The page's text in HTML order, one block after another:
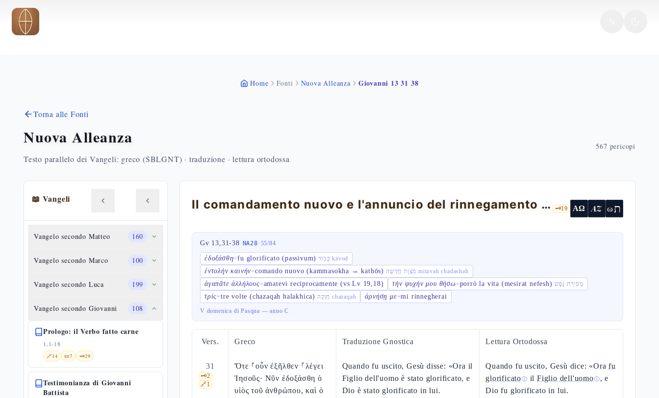
Vai al contenuto principale
Home Fonti Nuova Alleanza Giovanni 13 31 38
Torna alle Fonti
Nuova Alleanza
Testo parallelo dei Vangeli: greco (SBLGNT) · traduzione · lettura ortodossa
567 pericopi
📖 Vangeli
Vangelo secondo Matteo 160
Vangelo secondo Marco 100
Vangelo secondo Luca 199
Vangelo secondo Giovanni 108
Prologo: il Verbo fatto carne
1,1-18
🔗14 📜7 🗝️29
Testimonianza di Giovanni
Battista
Il comandamento nuovo e l'annuncio del rinnegamento di Pietro 🗝️19 ΑΩ AZ ωת
Gv 13,31-38· NA28· 55/84
ἐδοξάσθη=fu glorificato (passivum) כָּבוֹד kavod
ἐντολὴν καινήν=comando nuovo (kammasokha → kathōs) מִצְוָה חֲדָשָׁה mitzvah chadashah
ἀγαπᾶτε ἀλλήλους=amatevi reciprocamente (vs Lv 19,18) τὴν ψυχήν μου θήσω=porrò la vita (mesirat nefesh) מְסִירַת נֶפֶשׁ
τρίς=tre volte (chazaqah halakhica) חֲזָקָה chazaqah ἀρνήσῃ με=mi rinnegherai
V domenica di Pasqua — anno C
Vers. Greco Traduzione Gnostica Lettura Ortodossa
31
🗝️2
🔗1
Ὅτε ⸀οὖν ἐξῆλθεν ⸀λέγει
Ἰησοῦς· Νῦν ἐδοξάσθη ὁ
υἱὸς τοῦ ἀνθρώπου, καὶ ὁ
Quando fu uscito, Gesù disse: «Ora il
Figlio dell'uomo è stato glorificato, e
Dio è stato glorificato in lui.
Quando fu uscito, Gesù dice: «Orafu
glorificatoⓘ ilFiglio dell'uomoⓘ, e
Dio fu glorificato in lui.